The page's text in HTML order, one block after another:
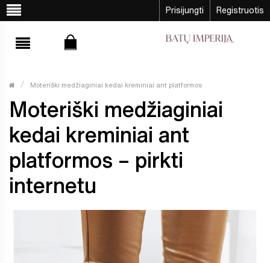
Prisijungti Registruotis
Moteriški medžiaginiai kedai kreminiai ant platformos
Moteriški medžiaginiai
kedai kreminiai ant
platformos – pirkti
internetu